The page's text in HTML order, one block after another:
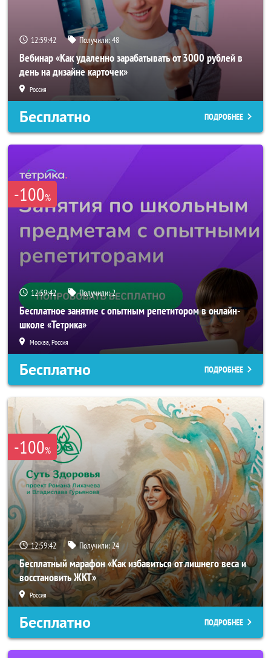
12:59:39 Получили:48
Вебинар «Как удаленно зарабатывать от 3000 рублей в
день на дизайне карточек»
Россия
Бесплатно ПОДРОБНЕЕ
-100%
12:59:39 Получили:2
Бесплатное занятие с опытным репетитором в онлайн-
школе «Тетрика»
Москва, Россия
Бесплатно ПОДРОБНЕЕ
-100%
12:59:39 Получили:24
Бесплатный марафон «Как избавиться от лишнего веса и
восстановить ЖКТ»
Россия
Бесплатно ПОДРОБНЕЕ